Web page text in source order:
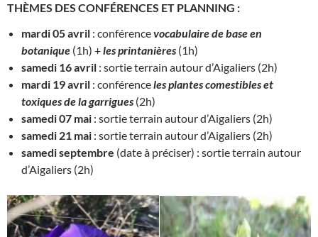
THÈMES DES CONFÉRENCES ET PLANNING :
mardi 05 avril : conférencevocabulaire de base en
botanique (1h) +les printanières (1h)
samedi 16 avril : sortie terrain autour d’Aigaliers (2h)
mardi 19 avril : conférenceles plantes comestibles et
toxiques de la garrigues (2h)
samedi 07 mai : sortie terrain autour d’Aigaliers (2h)
samedi 21 mai : sortie terrain autour d’Aigaliers (2h)
samedi septembre (date à préciser) : sortie terrain autour
d’Aigaliers (2h)